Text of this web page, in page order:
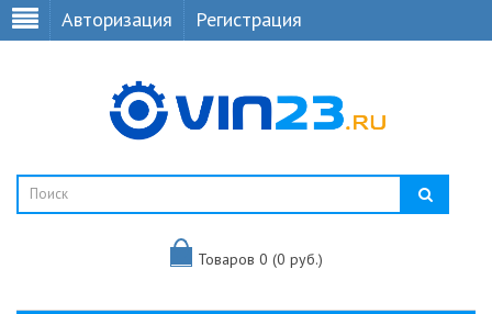
Авторизация Регистрация
Товаров 0 (0 руб.)